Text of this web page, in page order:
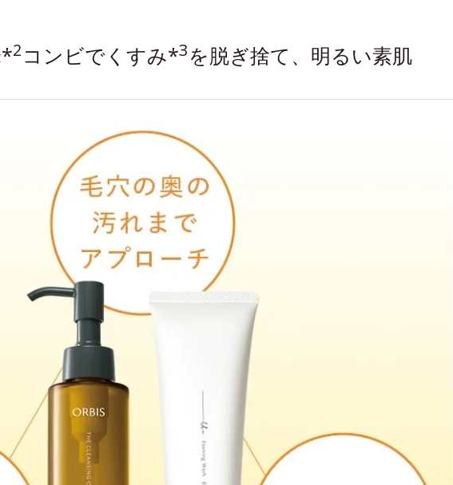
2コンビでくすみ*3を脱ぎ捨て、明るい素肌